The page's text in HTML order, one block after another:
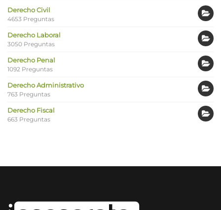
Derecho Civil
4653 Preguntas
Derecho Laboral
3050 Preguntas
Derecho Penal
1092 Preguntas
Derecho Administrativo
763 Preguntas
Derecho Fiscal
663 Preguntas